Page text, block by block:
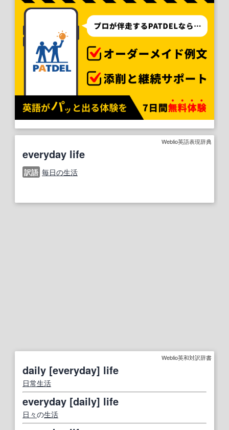
Weblio英語表現辞典
everyday life
訳語 毎日の生活
Weblio英和対訳辞書
daily [everyday] life
日常生活
everyday [daily] life
日々の生活